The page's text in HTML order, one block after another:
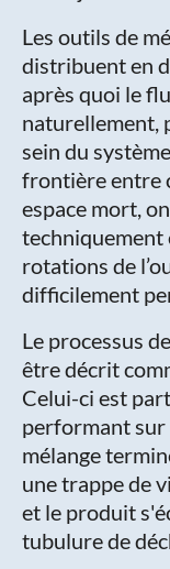
Les outils de
distribuent en
après quoi le
naturellement,
sein du
frontière entre
espace mort,
techniquement
rotations de
difficilement
Le processus
être décrit
Celui-ci est
performant sur
mélange
une trappe de
et le produit
tubulure de